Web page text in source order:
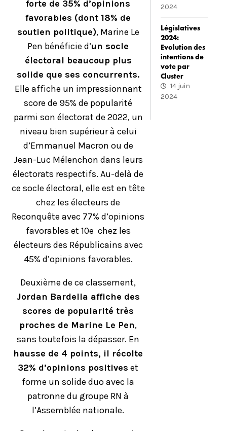
forte de 35% d’opinions
favorables (dont 18% de
soutien politique), Marine Le
Pen bénéficie d’un socle
électoral beaucoup plus
solide que ses concurrents.
Elle affiche un impressionnant
score de 95% de popularité
parmi son électorat de 2022, un
niveau bien supérieur à celui
d’Emmanuel Macron ou de
Jean-Luc Mélenchon dans leurs
électorats respectifs. Au-delà de
ce socle électoral, elle est en tête
chez les électeurs de
Reconquête avec 77% d’opinions
favorables et 10e chez les
électeurs des Républicains avec
45% d’opinions favorables.
Deuxième de ce classement,
Jordan Bardella affiche des
scores de popularité très
proches de Marine Le Pen,
sans toutefois la dépasser. En
hausse de 4 points, il récolte
32% d’opinions positives et
forme un solide duo avec la
patronne du groupe RN à
l’Assemblée nationale.
2024
Législatives
2024:
Evolution des
intentions de
vote par
Cluster
14 juin
2024